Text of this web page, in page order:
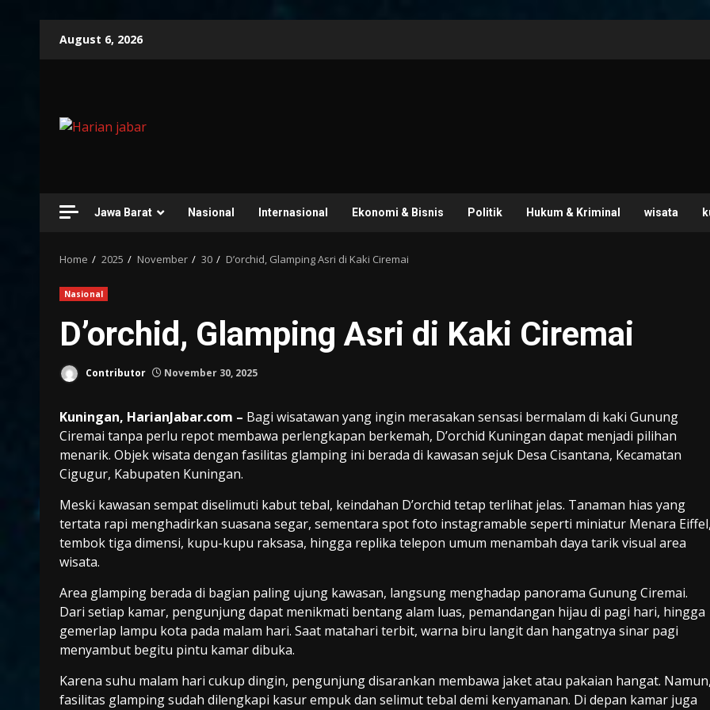
August 6, 2026
Jawa Barat Nasional Internasional Ekonomi & Bisnis Politik Hukum & Kriminal wisata
Home 2025 November 30 D’orchid, Glamping Asri di Kaki Ciremai
Nasional
D’orchid, Glamping Asri di Kaki Ciremai
Contributor November 30, 2025
Kuningan, HarianJabar.com – Bagi wisatawan yang ingin merasakan sensasi bermalam di kaki Gunung
Ciremai tanpa perlu repot membawa perlengkapan berkemah, D’orchid Kuningan dapat menjadi pilihan
menarik. Objek wisata dengan fasilitas glamping ini berada di kawasan sejuk Desa Cisantana, Kecamatan
Cigugur, Kabupaten Kuningan.
Meski kawasan sempat diselimuti kabut tebal, keindahan D’orchid tetap terlihat jelas. Tanaman hias yang
tertata rapi menghadirkan suasana segar, sementara spot foto instagramable seperti miniatur Menara
tembok tiga dimensi, kupu-kupu raksasa, hingga replika telepon umum menambah daya tarik visual area
wisata.
Area glamping berada di bagian paling ujung kawasan, langsung menghadap panorama Gunung Ciremai.
Dari setiap kamar, pengunjung dapat menikmati bentang alam luas, pemandangan hijau di pagi hari, hingga
gemerlap lampu kota pada malam hari. Saat matahari terbit, warna biru langit dan hangatnya sinar pagi
menyambut begitu pintu kamar dibuka.
Karena suhu malam hari cukup dingin, pengunjung disarankan membawa jaket atau pakaian hangat.
fasilitas glamping sudah dilengkapi kasur empuk dan selimut tebal demi kenyamanan. Di depan kamar juga